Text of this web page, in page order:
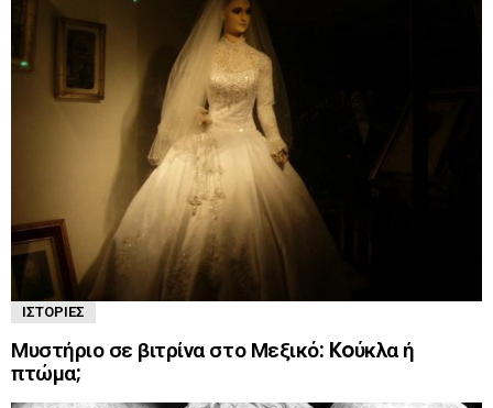
ΙΣΤΟΡΊΕΣ
Μυστήριο σε βιτρίνα στο Μεξικό: Koύκλα ή
πτώμα;